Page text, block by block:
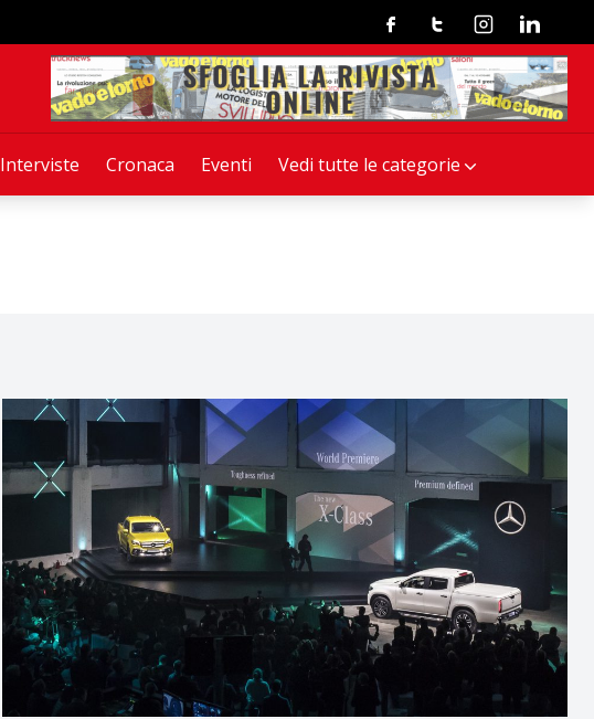
Interviste Cronaca Eventi Vedi tutte le categorie
FacebookTwitterInstagramLinkedin